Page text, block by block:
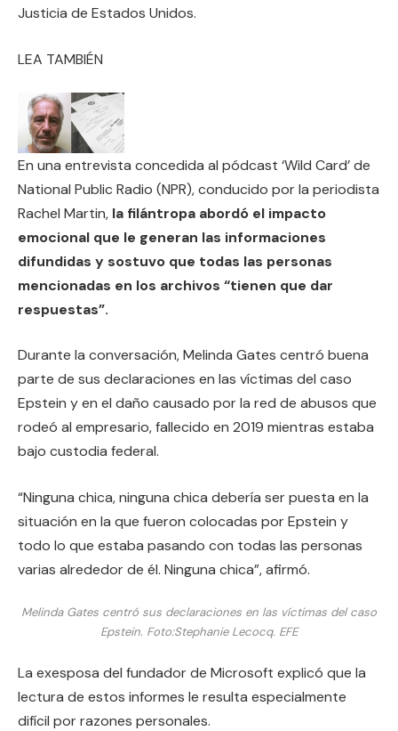
Justicia de Estados Unidos.
LEA TAMBIÉN
En una entrevista concedida al pódcast ‘Wild Card’ de
National Public Radio (NPR), conducido por la periodista
Rachel Martin, la filántropa abordó el impacto
emocional que le generan las informaciones
difundidas y sostuvo que todas las personas
mencionadas en los archivos “tienen que dar
respuestas”.
Durante la conversación, Melinda Gates centró buena
parte de sus declaraciones en las víctimas del caso
Epstein y en el daño causado por la red de abusos que
rodeó al empresario, fallecido en 2019 mientras estaba
bajo custodia federal.
“Ninguna chica, ninguna chica debería ser puesta en la
situación en la que fueron colocadas por Epstein y
todo lo que estaba pasando con todas las personas
varias alrededor de él. Ninguna chica”, afirmó.
Melinda Gates centró sus declaraciones en las víctimas del caso
Epstein. Foto:Stephanie Lecocq. EFE
La exesposa del fundador de Microsoft explicó que la
lectura de estos informes le resulta especialmente
difícil por razones personales.